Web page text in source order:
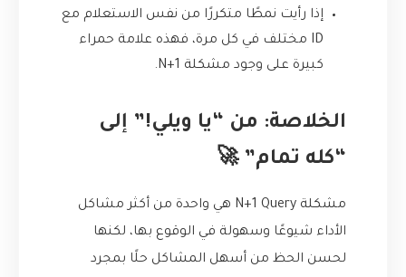
إذا رأيت نمطًا متكررًا من نفس الاستعلام مع
ID مختلف في كل مرة، فهذه علامة حمراء
كبيرة على وجود مشكلة N+1.
الخلاصة: من “يا ويلي!” إلى
“كله تمام” 🚀
مشكلة N+1 Query هي واحدة من أكثر مشاكل
الأداء شيوعًا وسهولة في الوقوع بها، لكنها
لحسن الحظ من أسهل المشاكل حلًا بمجرد